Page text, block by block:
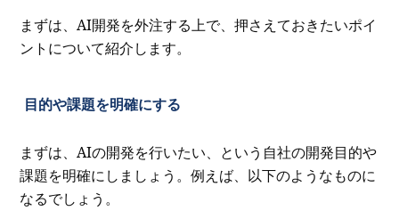
まずは、AI開発を外注する上で、押さえておきたいポイ
ントについて紹介します。
目的や課題を明確にする
まずは、AIの開発を行いたい、という自社の開発目的や
課題を明確にしましょう。例えば、以下のようなものに
なるでしょう。